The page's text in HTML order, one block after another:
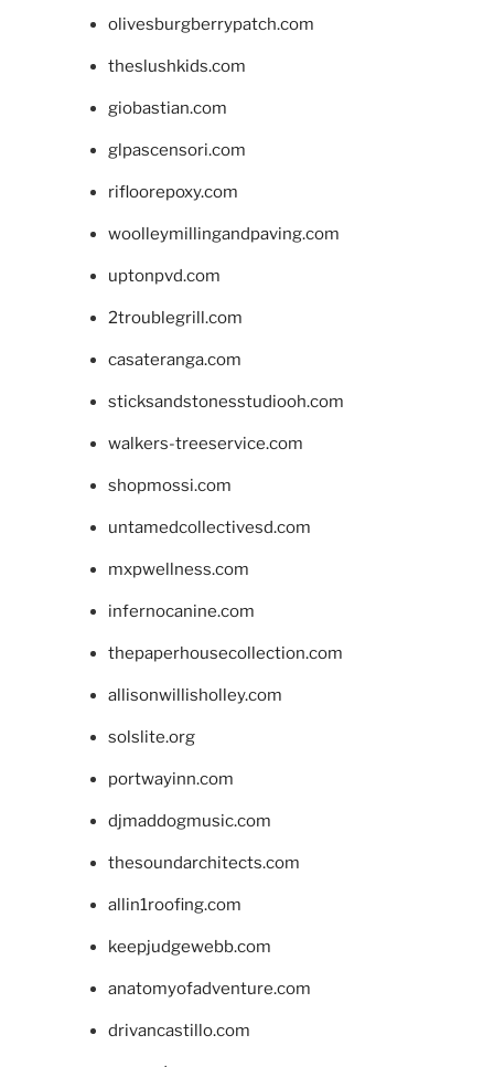
olivesburgberrypatch.com
theslushkids.com
giobastian.com
glpascensori.com
rifloorepoxy.com
woolleymillingandpaving.com
uptonpvd.com
2troublegrill.com
casateranga.com
sticksandstonesstudiooh.com
walkers-treeservice.com
shopmossi.com
untamedcollectivesd.com
mxpwellness.com
infernocanine.com
thepaperhousecollection.com
allisonwillisholley.com
solslite.org
portwayinn.com
djmaddogmusic.com
thesoundarchitects.com
allin1roofing.com
keepjudgewebb.com
anatomyofadventure.com
drivancastillo.com